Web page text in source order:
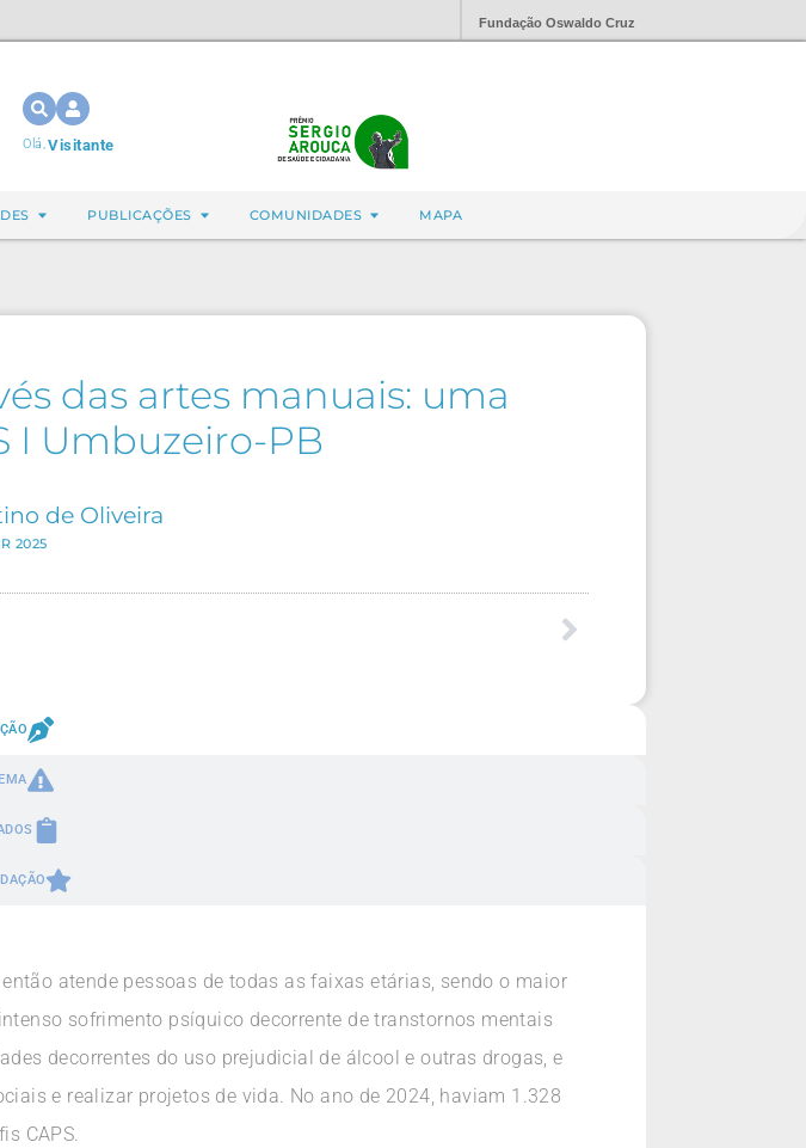
Fundação Oswaldo Cruz
Olá,Visitante
PUBLICAÇÕES COMUNIDADES MAPA
das artes manuais: uma
I Umbuzeiro-PB
de Oliveira
2025
atende pessoas de todas as faixas etárias, sendo o maior
sofrimento psíquico decorrente de transtornos mentais
decorrentes do uso prejudicial de álcool e outras drogas, e
e realizar projetos de vida. No ano de 2024, haviam 1.328
CAPS.